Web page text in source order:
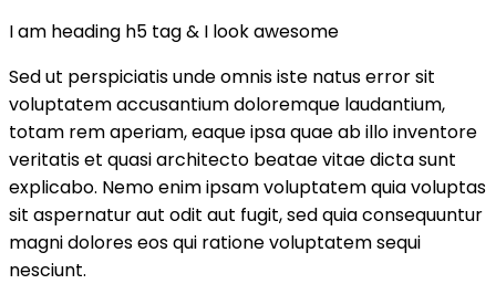
I am heading h5 tag & I look awesome
Sed ut perspiciatis unde omnis iste natus error sit
voluptatem accusantium doloremque laudantium,
totam rem aperiam, eaque ipsa quae ab illo inventore
veritatis et quasi architecto beatae vitae dicta sunt
explicabo. Nemo enim ipsam voluptatem quia voluptas
sit aspernatur aut odit aut fugit, sed quia consequuntur
magni dolores eos qui ratione voluptatem sequi
nesciunt.